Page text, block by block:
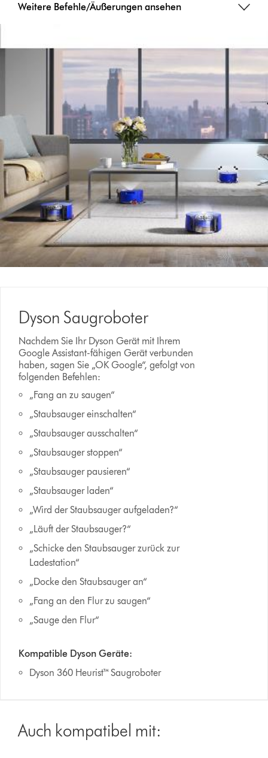
Weitere Befehle/Äußerungen ansehen
Dyson Saugroboter
Nachdem Sie Ihr Dyson Gerät mit Ihrem
Google Assistant-fähigen Gerät verbunden
haben, sagen Sie „OK Google“, gefolgt von
folgenden Befehlen:
„Fang an zu saugen“
„Staubsauger einschalten“
„Staubsauger ausschalten“
„Staubsauger stoppen“
„Staubsauger pausieren“
„Staubsauger laden“
„Wird der Staubsauger aufgeladen?“
„Läuft der Staubsauger?“
„Schicke den Staubsauger zurück zur
Ladestation“
„Docke den Staubsauger an“
„Fang an den Flur zu saugen“
„Sauge den Flur“
Kompatible Dyson Geräte:
Dyson 360 Heurist™ Saugroboter
Auch kompatibel mit: